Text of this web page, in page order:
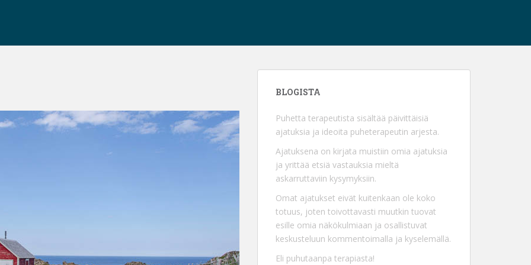
BLOGISTA
Puhetta terapeutista sisältää päivittäisiä
ajatuksia ja ideoita puheterapeutin arjesta.
Ajatuksena on kirjata muistiin omia ajatuksia
ja yrittää etsiä vastauksia mieltä
askarruttaviin kysymyksiin.
Omat ajatukset eivät kuitenkaan ole koko
totuus, joten toivottavasti muutkin tuovat
esille omia näkökulmiaan ja osallistuvat
keskusteluun kommentoimalla ja kyselemällä.
Eli puhutaanpa terapiasta!